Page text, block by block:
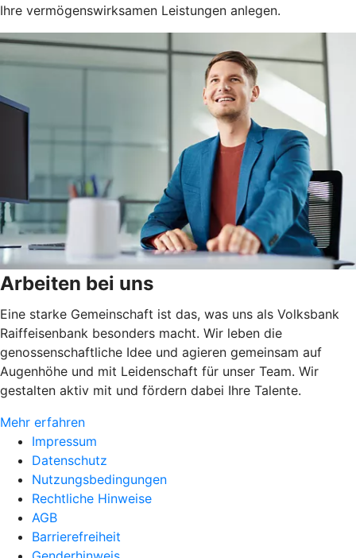
Ihre vermögenswirksamen Leistungen anlegen.
Arbeiten bei uns
Eine starke Gemeinschaft ist das, was uns als Volksbank
Raiffeisenbank besonders macht. Wir leben die
genossenschaftliche Idee und agieren gemeinsam auf
Augenhöhe und mit Leidenschaft für unser Team. Wir
gestalten aktiv mit und fördern dabei Ihre Talente.
Mehr erfahren
Impressum
Datenschutz
Nutzungsbedingungen
Rechtliche Hinweise
AGB
Barrierefreiheit